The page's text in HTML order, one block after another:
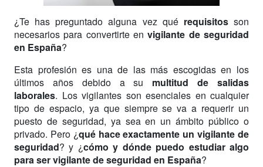
¿Te has preguntado alguna vez qué requisitosson
necesarios para convertirte envigilante de seguridad
en España?
Esta profesión es una de las más escogidas en los
últimos años debido a su multitud de salidas
laborales. Los vigilantes son esenciales en cualquier
tipo de espacio, ya que siempre se va a requerir un
puesto de seguridad, ya sea en un ámbito público o
privado. Pero ¿qué hace exactamente un vigilante de
seguridad? y ¿cómo y dónde puedo estudiar algo
para ser vigilante de seguridad en España?